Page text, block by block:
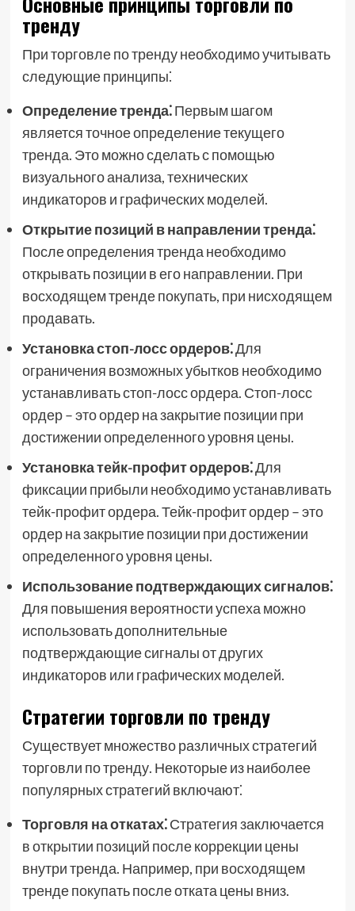
тренду
При торговле по тренду необходимо учитывать
следующие принципы⁚
Определение тренда⁚Первым шагом
является точное определение текущего
тренда. Это можно сделать с помощью
визуального анализа, технических
индикаторов и графических моделей.
Открытие позиций в направлении тренда⁚
После определения тренда необходимо
открывать позиции в его направлении. При
восходящем тренде покупать, при нисходящем
продавать.
Установка стоп-лосс ордеров⁚Для
ограничения возможных убытков необходимо
устанавливать стоп-лосс ордера. Стоп-лосс
ордер – это ордер на закрытие позиции при
достижении определенного уровня цены.
Установка тейк-профит ордеров⁚Для
фиксации прибыли необходимо устанавливать
тейк-профит ордера. Тейк-профит ордер – это
ордер на закрытие позиции при достижении
определенного уровня цены.
Использование подтверждающих сигналов⁚
Для повышения вероятности успеха можно
использовать дополнительные
подтверждающие сигналы от других
индикаторов или графических моделей.
Стратегии торговли по тренду
Существует множество различных стратегий
торговли по тренду. Некоторые из наиболее
популярных стратегий включают⁚
Торговля на откатах⁚Стратегия заключается
в открытии позиций после коррекции цены
внутри тренда. Например, при восходящем
тренде покупать после отката цены вниз.